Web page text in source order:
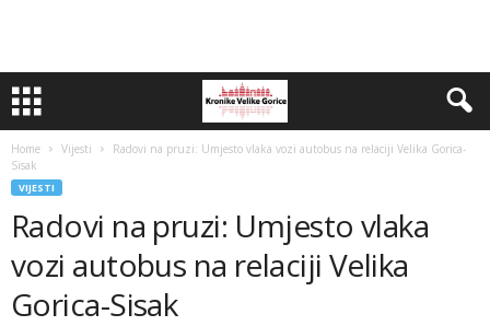
Home Vijesti
Radovi na pruzi: Umjesto vlaka vozi autobus na relaciji Velika Gorica-
Sisak
VIJESTI
Radovi na pruzi: Umjesto vlaka
vozi autobus na relaciji Velika
Gorica-Sisak